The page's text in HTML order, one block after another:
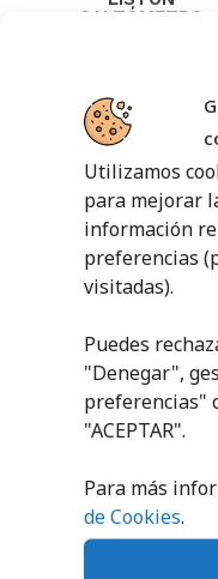
Utilizamos
para mejorar
información
preferencias
visitadas).
Puedes
"Denegar",
preferencias"
"ACEPTAR".
Para más
de Cookies.
SALTÓMETRO
(51,79€
AÑADIR AL
CARRITO
124,48€ sin IVA
150,62€iva incl.)